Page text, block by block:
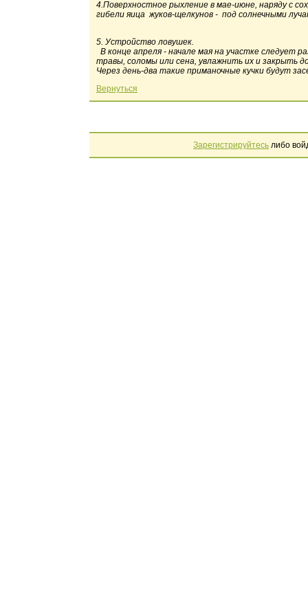
4.Поверхностное рыхление в мае-июне, наряду с
гибели яица жуков-щелкунов - под солнечными
5. Устройство ловушек.
В конце апреля - начале мая на участке следует
травы, соломы или сена, увлажнить их и закрыть
Через день-два такие приманочные кучки будут
Вернуться
Зарегистрируйтесь либо